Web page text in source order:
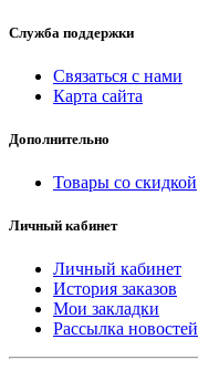
Служба поддержки
Связаться с нами
Карта сайта
Дополнительно
Товары со скидкой
Личный кабинет
Личный кабинет
История заказов
Мои закладки
Рассылка новостей